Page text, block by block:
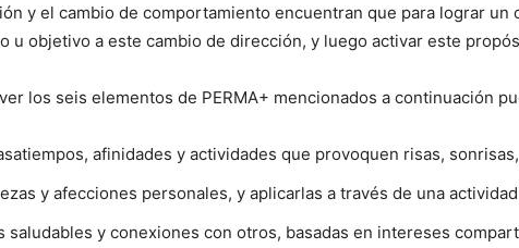
y el cambio de comportamiento encuentran que para lograr
u objetivo a este cambio de dirección, y luego activar este
los seis elementos de PERMA+ mencionados a continuación
afinidades y actividades que provoquen risas,
y afecciones personales, y aplicarlas a través de una
y conexiones con otros, basadas ​​en intereses